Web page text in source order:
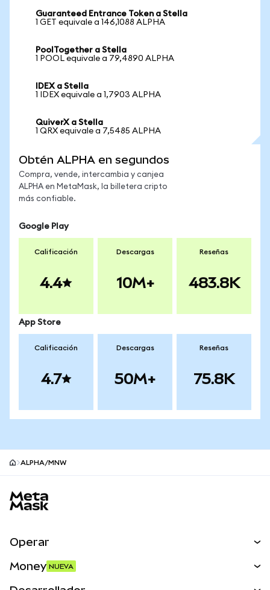
Guaranteed Entrance Token a Stella
1 GET equivale a 146,1088 ALPHA
PoolTogether a Stella
1 POOL equivale a 79,4890 ALPHA
IDEX a Stella
1 IDEX equivale a 1,7903 ALPHA
QuiverX a Stella
1 QRX equivale a 7,5485 ALPHA
Obtén ALPHA en segundos
Compra, vende, intercambia y canjea
ALPHA en MetaMask, la billetera cripto
más confiable.
Google Play
Calificación
4.4
Descargas
10M+
Reseñas
483.8K
App Store
Calificación
4.7
Descargas
50M+
Reseñas
75.8K
ALPHA/MNW
Operar
Money NUEVA